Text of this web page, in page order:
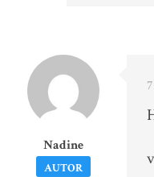
Nadine
AUTOR